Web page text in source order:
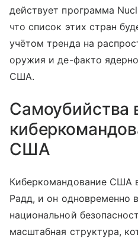
действует программа
что список этих стран
учётом тренда на
оружия и де-факто
США.
Самоубийства
США
Киберкомандование США
Радд, и он одновременно
национальной
масштабная структура,